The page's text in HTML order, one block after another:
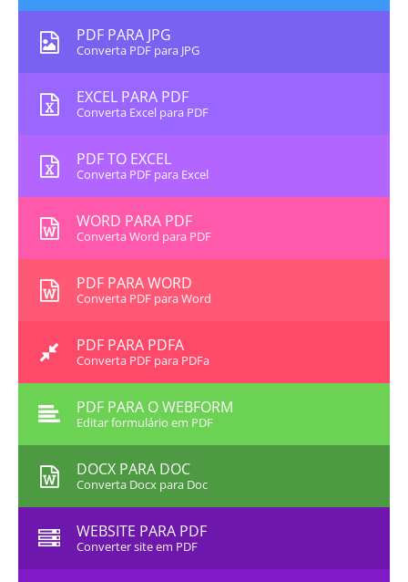
PDF PARA JPG
Converta PDF para JPG
EXCEL PARA PDF
Converta Excel para PDF
PDF TO EXCEL
Converta PDF para Excel
WORD PARA PDF
Converta Word para PDF
PDF PARA WORD
Converta PDF para Word
PDF PARA PDFA
Converta PDF para PDFa
PDF PARA O WEBFORM
Editar formulário em PDF
DOCX PARA DOC
Converta Docx para Doc
WEBSITE PARA PDF
Converter site em PDF